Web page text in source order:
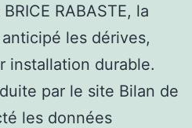
RABASTE, la
les dérives,
installation durable.
par le site Bilan de
les données